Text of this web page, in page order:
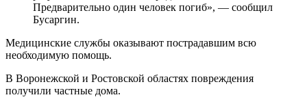
Предварительно один человек погиб», — сообщил
Бусаргин.
Медицинские службы оказывают пострадавшим всю
необходимую помощь.
В Воронежской и Ростовской областях повреждения
получили частные дома.